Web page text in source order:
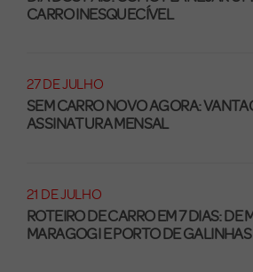
CARRO INESQUECÍVEL
27 DE JULHO
SEM CARRO NOVO AGORA:
ASSINATURA MENSAL
21 DE JULHO
ROTEIRO DE CARRO EM 7 DIAS: DE
MARAGOGI E PORTO DE GALINHAS